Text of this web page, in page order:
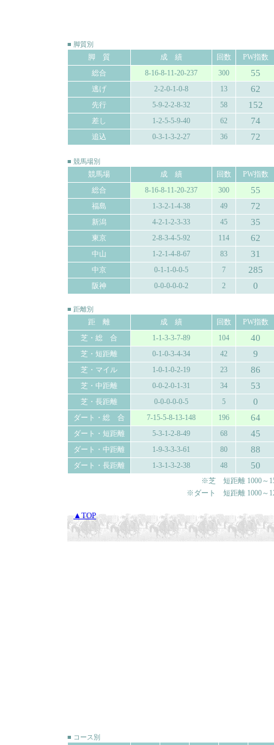
■ 脚質別
脚 質 成 績 回数
PW指数
総合
8-16-8-11-20-237 300 55
逃げ 2-2-0-1-0-8 13 62
先行 5-9-2-2-8-32 58 152
差し 1-2-5-5-9-40 62 74
追込 0-3-1-3-2-27 36 72
■ 競馬場別
競馬場 成 績 回数
PW指数
総合
8-16-8-11-20-237 300 55
福島 1-3-2-1-4-38 49 72
新潟 4-2-1-2-3-33 45 35
東京 2-8-3-4-5-92 114 62
中山 1-2-1-4-8-67 83 31
中京 0-1-1-0-0-5 7 285
阪神 0-0-0-0-0-2 2 0
■ 距離別
距 離 成 績 回数
PW指数
芝・総 合
1-1-3-3-7-89 104 40
芝・短距離 0-1-0-3-4-34 42 9
芝・マイル 1-0-1-0-2-19 23 86
芝・中距離 0-0-2-0-1-31 34 53
芝・長距離 0-0-0-0-0-5 5 0
ダート・総 合 7-15-5-8-13-148 196 64
ダート・短距離 5-3-1-2-8-49 68 45
ダート・中距離 1-9-3-3-3-61 80 88
ダート・長距離 1-3-1-3-2-38 48 50
※芝 短距離 1000～
※ダート 短距離 1000～
▲TOP
■ コース別